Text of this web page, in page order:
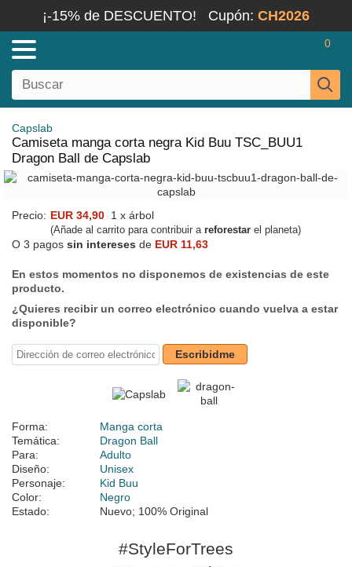
¡-15% de DESCUENTO! Cupón: CH2026
0
Capslab
Camiseta manga corta negra Kid Buu TSC_BUU1
Dragon Ball de Capslab
Precio: EUR 34,90 1 x árbol
(Añade al carrito para contribuir a reforestar el planeta)
O 3 pagos sin intereses de EUR 11,63
En estos momentos no disponemos de existencias de este
producto.
¿Quieres recibir un correo electrónico cuando vuelva a estar
disponible?
Escribidme
Forma:
Manga corta
Temática:
Dragon Ball
Para:
Adulto
Diseño:
Unisex
Personaje:
Kid Buu
Color:
Negro
Estado:
Nuevo; 100% Original
#StyleForTrees